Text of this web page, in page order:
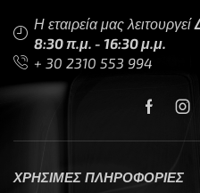
Η εταιρεία μας λειτουργεί
8:30 π.μ. - 16:30 μ.μ.
+ 30 2310 553 994
ΧΡΗΣΙΜΕΣ ΠΛΗΡΟΦΟΡΙΕΣ